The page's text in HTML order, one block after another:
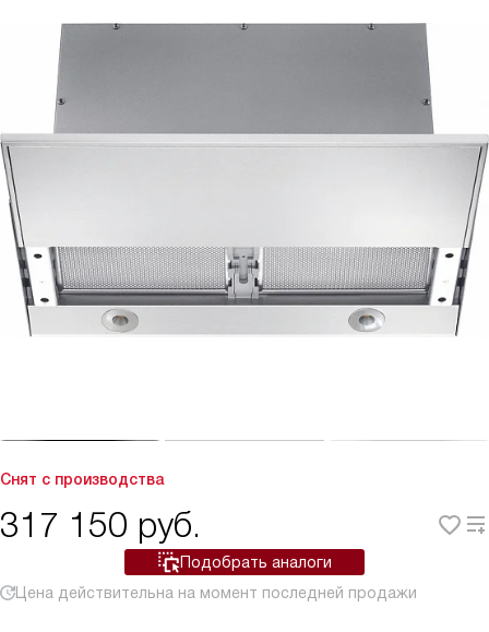
Снят с производства
317 150 руб.
Подобрать аналоги
Цена действительна на момент последней продажи